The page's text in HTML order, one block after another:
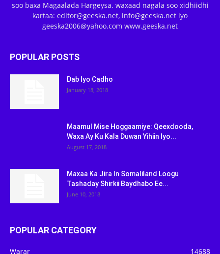
soo baxa Magaalada Hargeysa. waxaad nagala soo xidhiidhi
kartaa: editor@geeska.net, info@geeska.net iyo
geeska2006@yahoo.com www.geeska.net
POPULAR POSTS
Dab Iyo Cadho
January 18, 2018
Maamul Mise Hoggaamiye: Qeexdooda,
Waxa Ay Ku Kala Duwan Yihiin Iyo...
August 17, 2018
Maxaa Ka Jira In Somaliland Loogu
Tashaday Shirkii Baydhabo Ee...
June 10, 2018
POPULAR CATEGORY
Warar
14688